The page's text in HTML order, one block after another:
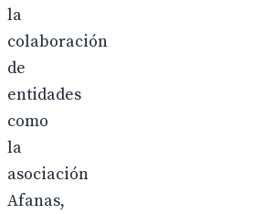
la
colaboración
de
entidades
como
la
asociación
Afanas,